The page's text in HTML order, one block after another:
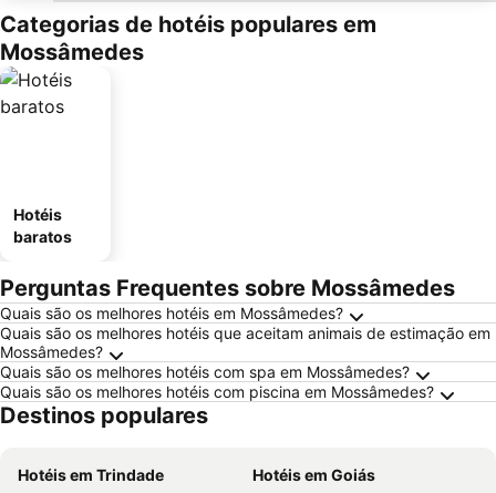
Categorias de hotéis populares em
Mossâmedes
Hotéis
baratos
Perguntas Frequentes sobre Mossâmedes
Quais são os melhores hotéis em Mossâmedes?
Quais são os melhores hotéis que aceitam animais de estimação em
Mossâmedes?
Quais são os melhores hotéis com spa em Mossâmedes?
Quais são os melhores hotéis com piscina em Mossâmedes?
Destinos populares
Hotéis em Trindade
Hotéis em Goiás